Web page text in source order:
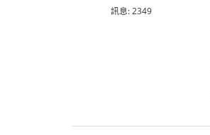
訊息: 2349